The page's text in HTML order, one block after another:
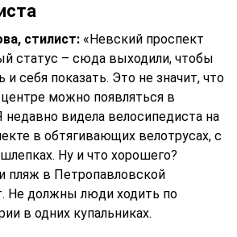
стилист: «Невский проспект
статус – сюда выходили, чтобы
и себя показать. Это не значит, что
можно появляться в
видела велосипедиста на
в обтягивающих велотрусах, с
Ну и что хорошего?
пляж в Петропавловской
Не должны люди ходить по
в одних купальниках.